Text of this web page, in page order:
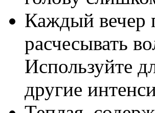
Каждый вечер
расчесывать
Используйте
другие